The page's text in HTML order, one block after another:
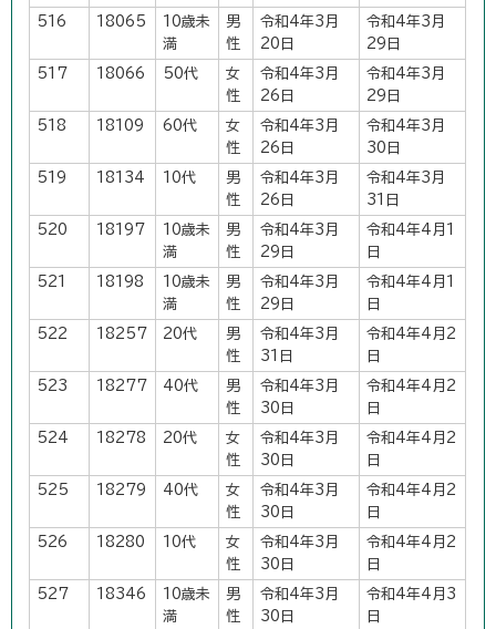
516 18065
10歳未
満
男
性
令和4年3月
20日
令和4年3月
29日
517 18066 50代
女
性
令和4年3月
26日
令和4年3月
29日
518 18109 60代
女
性
令和4年3月
26日
令和4年3月
30日
519 18134 10代
男
性
令和4年3月
26日
令和4年3月
31日
520 18197
10歳未
満
男
性
令和4年3月
29日
令和4年4月1
日
521 18198
10歳未
満
男
性
令和4年3月
29日
令和4年4月1
日
522 18257 20代
男
性
令和4年3月
31日
令和4年4月2
日
523 18277 40代
男
性
令和4年3月
30日
令和4年4月2
日
524 18278 20代
女
性
令和4年3月
30日
令和4年4月2
日
525 18279 40代
女
性
令和4年3月
30日
令和4年4月2
日
526 18280 10代
女
性
令和4年3月
30日
令和4年4月2
日
527 18346
10歳未
満
男
性
令和4年3月
30日
令和4年4月3
日